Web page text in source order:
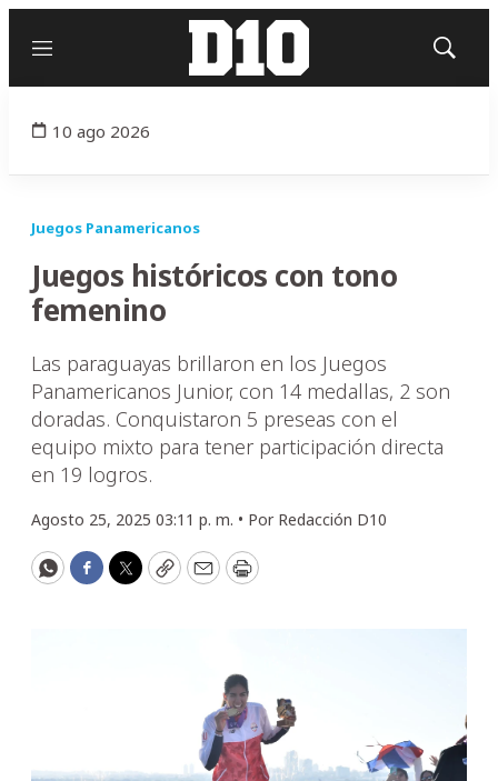
Menú
Mostrar
10 ago 2026
Juegos Panamericanos
Juegos históricos con tono
femenino
Las paraguayas brillaron en los Juegos
Panamericanos Junior, con 14 medallas, 2 son
doradas. Conquistaron 5 preseas con el
equipo mixto para tener participación directa
en 19 logros.
Agosto 25, 2025 03:11 p. m. • Por Redacción D10
WhatsApp
Facebook
Twitter
CopyEmailPrint